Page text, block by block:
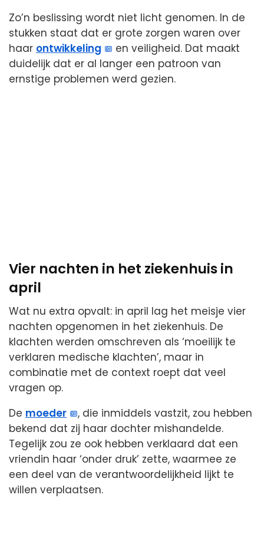
Zo’n beslissing wordt niet licht genomen. In de
stukken staat dat er grote zorgen waren over
haar ontwikkeling
en veiligheid. Dat maakt
duidelijk dat er al langer een patroon van
ernstige problemen werd gezien.
Vier nachten in het ziekenhuis in
april
Wat nu extra opvalt: in april lag het meisje vier
nachten opgenomen in het ziekenhuis. De
klachten werden omschreven als ‘moeilijk te
verklaren medische klachten’, maar in
combinatie met de context roept dat veel
vragen op.
De moeder
, die inmiddels vastzit, zou hebben
bekend dat zij haar dochter mishandelde.
Tegelijk zou ze ook hebben verklaard dat een
vriendin haar ‘onder druk’ zette, waarmee ze
een deel van de verantwoordelijkheid lijkt te
willen verplaatsen.